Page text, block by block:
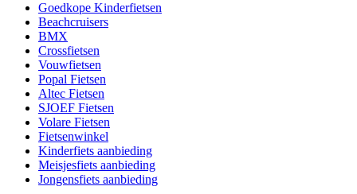
Goedkope Kinderfietsen
Beachcruisers
BMX
Crossfietsen
Vouwfietsen
Popal Fietsen
Altec Fietsen
SJOEF Fietsen
Volare Fietsen
Fietsenwinkel
Kinderfiets aanbieding
Meisjesfiets aanbieding
Jongensfiets aanbieding